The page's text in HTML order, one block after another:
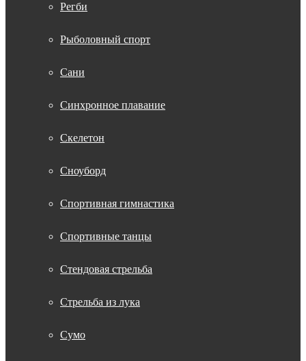
Регби
Рыболовный спорт
Сани
Синхронное плавание
Скелетон
Сноуборд
Спортивная гимнастика
Спортивные танцы
Стендовая стрельба
Стрельба из лука
Сумо